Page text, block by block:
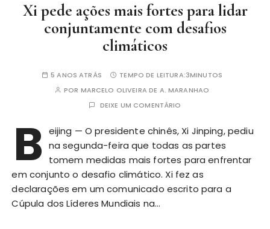
Xi pede ações mais fortes para lidar
conjuntamente com desafios
climáticos
5 ANOS ATRÁS TEMPO DE LEITURA:3MINUTOS
POR MARCELO OLIVEIRA DE A. MARANHAO
DEIXE UM COMENTÁRIO
B eijing — O presidente chinês, Xi Jinping, pediu
na segunda-feira que todas as partes
tomem medidas mais fortes para enfrentar
em conjunto o desafio climático. Xi fez as
declarações em um comunicado escrito para a
Cúpula dos Líderes Mundiais na…